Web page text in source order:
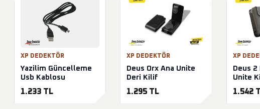
XP DEDEKTÖR
Yazilim Güncelleme
Usb Kablosu
1.233 TL
XP DEDEKTÖR
Deus Orx Ana Unite
Deri Kilif
1.295 TL
XP
Deus 2
Unite
1.542